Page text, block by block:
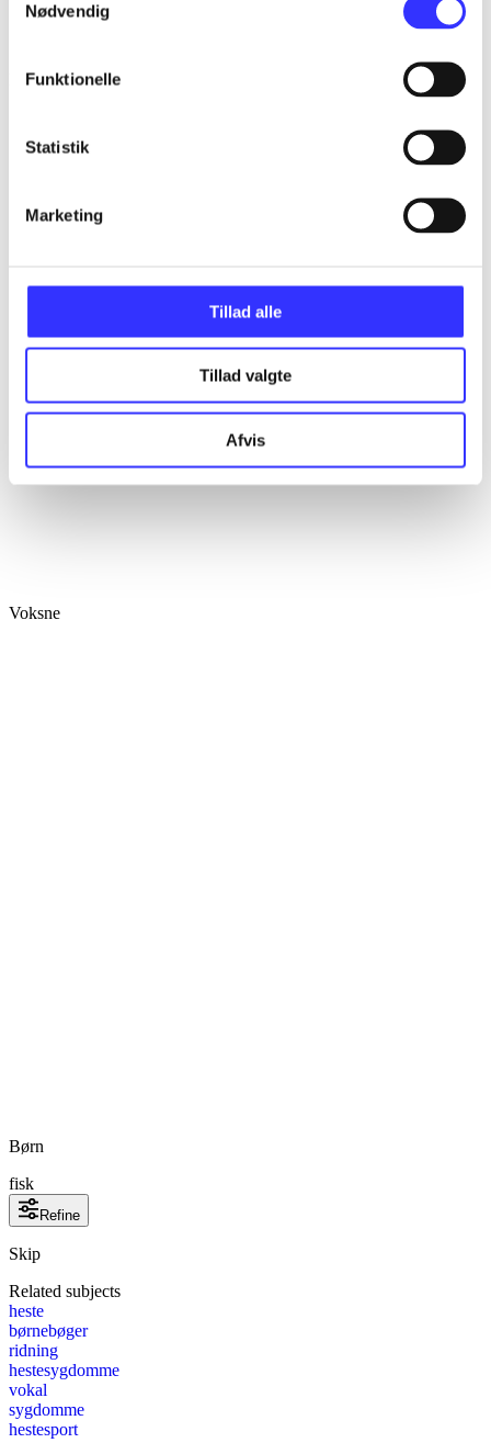
Nødvendig
Funktionelle
Statistik
Marketing
Tillad alle
Tillad valgte
Afvis
Non-fiktion
Voksne
Børn
fisk
Refine
Skip
Related subjects
heste
børnebøger
ridning
hestesygdomme
vokal
sygdomme
hestesport